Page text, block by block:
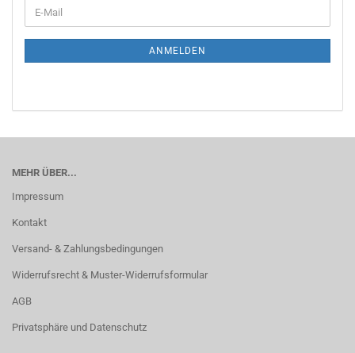
ANMELDEN
MEHR ÜBER...
Impressum
Kontakt
Versand- & Zahlungsbedingungen
Widerrufsrecht & Muster-Widerrufsformular
AGB
Privatsphäre und Datenschutz